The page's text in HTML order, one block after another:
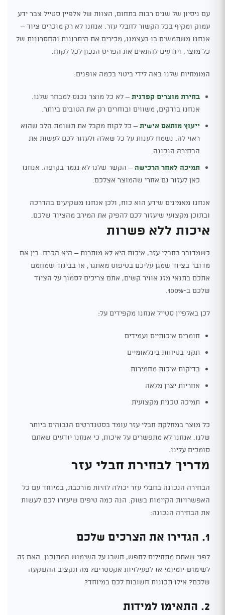
עם ניסיון של שנים רבות בתחום, הצוות של אלפיין סטייל צבר ידע
עמוק ומקיף בכל הקשור לחבלי עזר. אנחנו לא רק מוכרים ציוד –
אנחנו משתמשים בו בעצמנו, מכירים את היתרונות והחסרונות של
כל מוצר, ויודעים להתאים את הפריט הנכון לכל לקוח.
המומחיות שלנו באה לידי ביטוי בכמה אופנים:
בחירת מוצרים קפדנית– לא כל מוצר נכנס למבחר שלנו.
אנחנו בודקים, משווים ובוחרים רק את הטובים ביותר.
ייעוץ מותאם אישית– כל לקוח מקבל את תשומת הלב שהוא
ראוי לה. נשמח לענות על כל שאלה ולעזור לכם לעשות את
הבחירה הנכונה.
תמיכה לאחר הרכישה – הקשר שלנו לא נגמר בקופה. אנחנו
כאן לעזור גם אחרי שהמוצר אצלכם.
אנחנו מאמינים שידע הוא כוח, ולכן אנחנו משקיעים בהדרכה
ובתוכן מקצועי שיעזור לכם להפיק את המירב מהציוד שלכם.
איכות ללא פשרות
כשמדובר בחבלי עזר, איכות היא לא מותרות – היא הכרח. בין אם
מדובר בציוד שמגן עליכם בטיפוס מאתגר, או בביגוד שמחמם
אתכם בתנאי מזג אוויר קשים, אתם צריכים לסמוך על הציוד
שלכם ב-100%.
לכן באלפיין סטייל אנחנו מקפידים על:
חומרים איכותיים ועמידים
תקני בטיחות בינלאומיים
בדיקות איכות מחמירות
אחריות יצרן מלאה
תמיכה טכנית מקצועית
כל מוצר במחלקת חבלי עזר עומד בסטנדרטים הגבוהים ביותר
שלנו. אנחנו לא מתפשרים על איכות, כי אנחנו יודעים שאתם
סומכים עלינו.
מדריך לבחירת חבלי עזר
הבחירה הנכונה בחבלי עזר יכולה להיות מורכבת, במיוחד עם כל
האפשרויות הקיימות בשוק. הנה כמה טיפים שיעזרו לכם לעשות
את הבחירה הנכונה:
1. הגדירו את הצרכים שלכם
לפני שאתם מתחילים לחפש, חשבו על השימוש המתוכנן. האם זה
לשימוש יומיומי או לפעילויות אקסטרים? מה תקציב ההשקעה
שלכם? אילו תכונות חשובות לכם במיוחד?
2. התאימו למידות